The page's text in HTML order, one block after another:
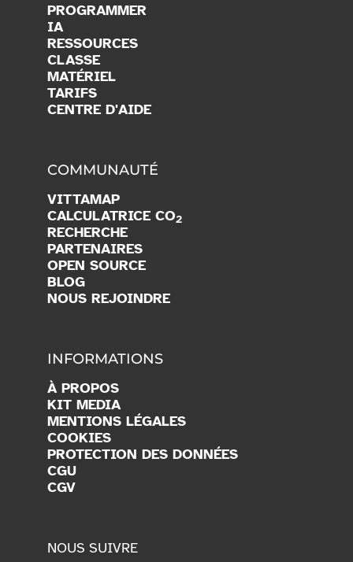
PROGRAMMER
IA
RESSOURCES
CLASSE
MATÉRIEL
TARIFS
CENTRE D'AIDE
COMMUNAUTÉ
VITTAMAP
CALCULATRICE CO2
RECHERCHE
PARTENAIRES
OPEN SOURCE
BLOG
NOUS REJOINDRE
INFORMATIONS
À PROPOS
KIT MEDIA
MENTIONS LÉGALES
COOKIES
PROTECTION DES DONNÉES
CGU
CGV
NOUS SUIVRE